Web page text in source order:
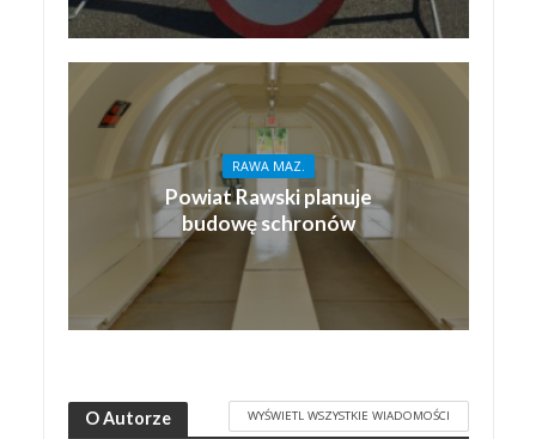
RAWA MAZ.
Powiat Rawski planuje
budowę schronów
O Autorze WYŚWIETL WSZYSTKIE WIADOMOŚCI